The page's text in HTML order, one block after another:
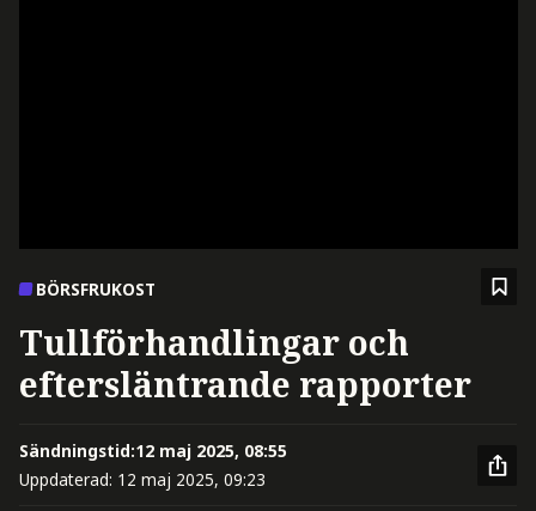
BÖRSFRUKOST
Tullförhandlingar och
eftersläntrande rapporter
Sändningstid:12 maj 2025, 08:55
Uppdaterad: 12 maj 2025, 09:23